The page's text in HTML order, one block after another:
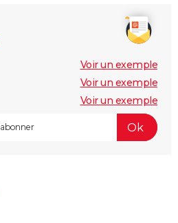
Voir un exemple
Voir un exemple
Voir un exemple